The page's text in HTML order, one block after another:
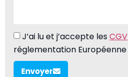
J’ai lu et j’accepte lesCGV
réglementation Européenne
Envoyer